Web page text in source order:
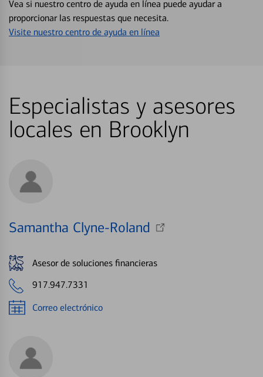
Vea si nuestro centro de ayuda en línea puede ayudar a
proporcionar las respuestas que necesita.
Visite nuestro centro de ayuda en línea
Especialistas y asesores
locales en Brooklyn
Samantha Clyne-Roland
Asesor de soluciones financieras
917.947.7331
Correo electrónico